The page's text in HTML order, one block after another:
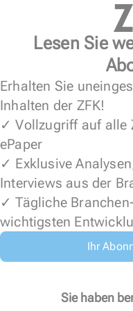
Lesen Sie
Erhalten Sie
Inhalten der ZFK!
✓ Vollzugriff auf alle
ePaper
✓ Exklusive
Interviews aus der
✓ Tägliche
wichtigsten
Ihr
Sie haben